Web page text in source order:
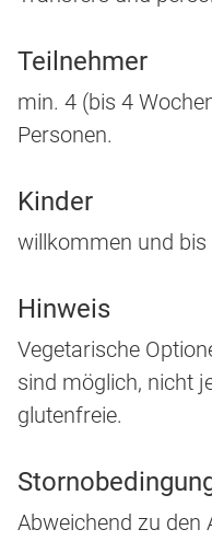
Teilnehmer
min. 4 (bis 4
Personen.
Kinder
willkommen und
Hinweis
Vegetarische
sind möglich, nicht
glutenfreie.
Abweichend zu den